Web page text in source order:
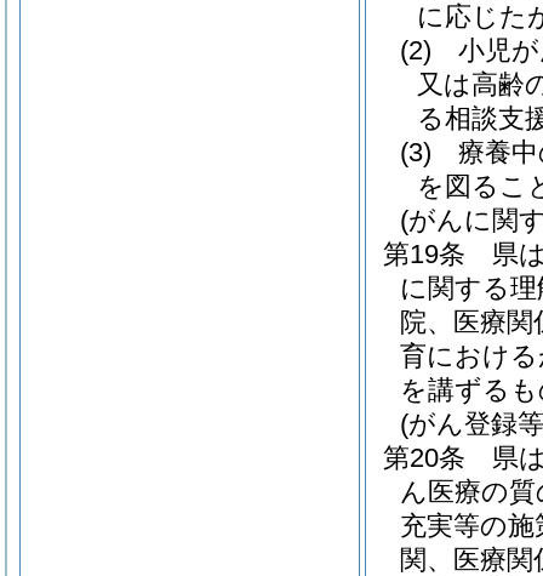
に応じた
(2)
小児
又は高齢
る相談支
(3)
療養
を図るこ
(がんに関
第19条
県
に関する
院、医療
育におけ
を講ずる
(がん登録
第20条
県
ん医療の
充実等の
関、医療